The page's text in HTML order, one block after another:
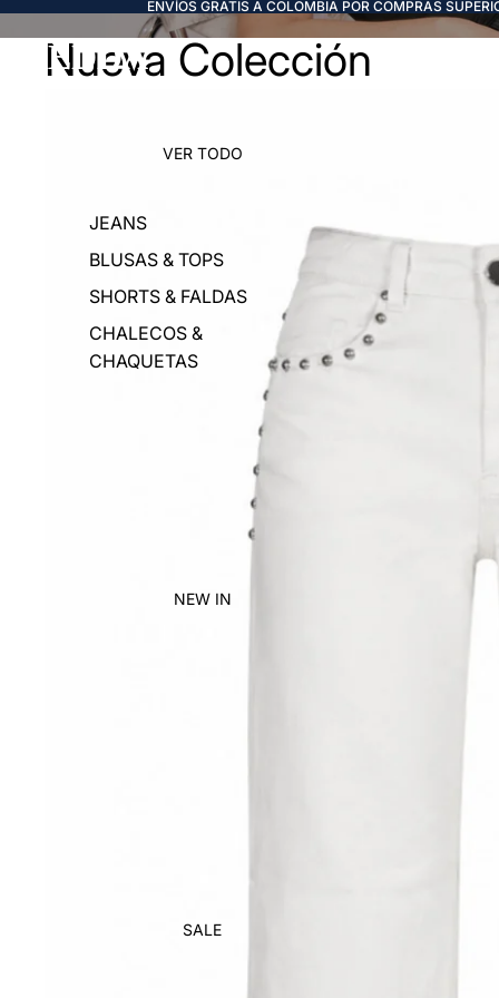
ENVÍOS GRATIS A COLOMBIA POR COMPRAS
FREDDA
VER TODO
JEANS
BLUSAS & TOPS
SHORTS & FALDAS
CHALECOS &
CHAQUETAS
NEW IN
SALE
Nueva Colección